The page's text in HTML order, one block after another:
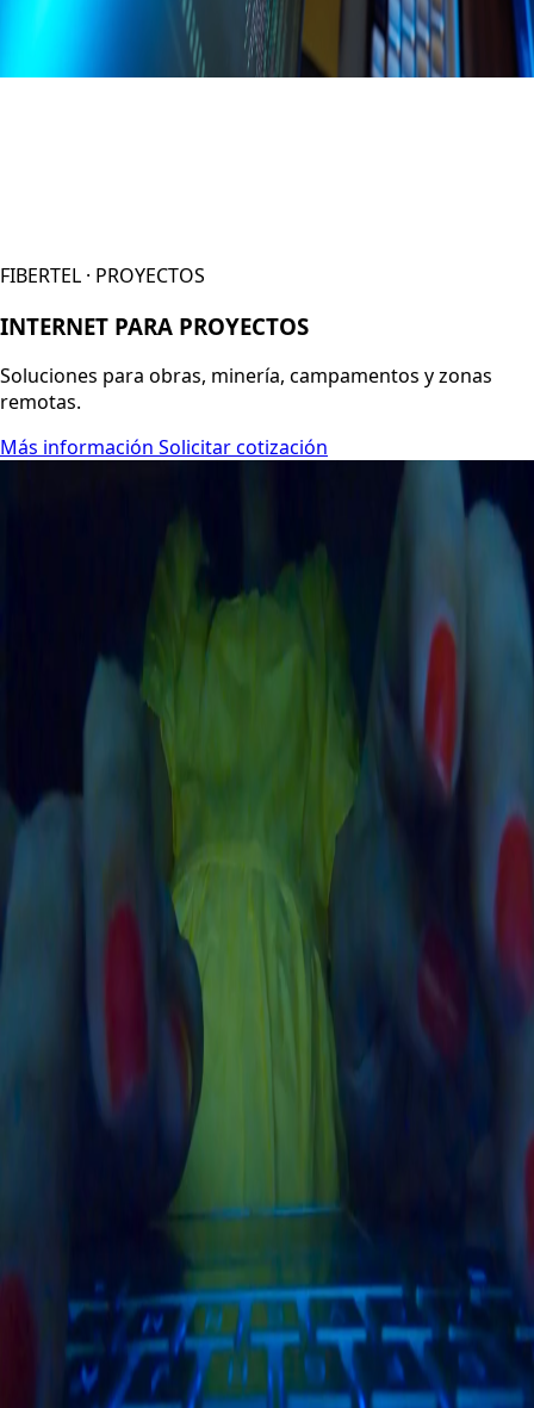
FIBERTEL · PROYECTOS
INTERNET PARA PROYECTOS
Soluciones para obras, minería, campamentos y zonas
remotas.
Más información Solicitar cotización